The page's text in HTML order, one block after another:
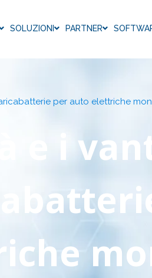
SOLUZIONI PARTNER
per auto elettriche
e i